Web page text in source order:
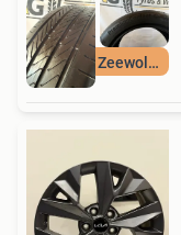
Beilen & Zeewolde